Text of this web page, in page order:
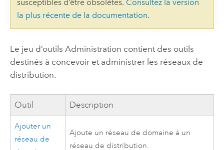
susceptibles d’être obsolètes. Consultez la version
la plus récente de la documentation.
Le jeu d’outils Administration contient des outils
destinés à concevoir et administrer les réseaux de
distribution.
Outil Description
Ajouter un
réseau de
Ajoute un réseau de domaine à un
réseau de distribution.